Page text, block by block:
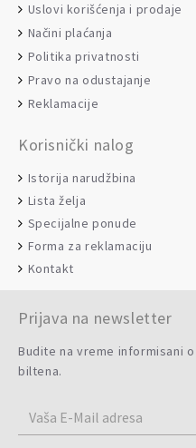
Uslovi korišćenja i prodaje
Načini plaćanja
Politika privatnosti
Pravo na odustajanje
Reklamacije
Korisnički nalog
Istorija narudžbina
Lista želja
Specijalne ponude
Forma za reklamaciju
Kontakt
Prijava na newsletter
Budite na vreme informisani
biltena.